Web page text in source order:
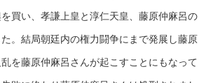
買い、孝謙上皇と淳仁天皇、藤原仲麻呂の
。結局朝廷内の権力闘争にまで発展し藤原
を藤原仲麻呂さんが起こすことにもなって